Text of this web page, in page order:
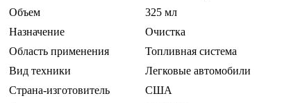
Объем
325 мл
Назначение
Очистка
Область применения
Топливная система
Вид техники
Легковые автомобили
Страна-изготовитель
США